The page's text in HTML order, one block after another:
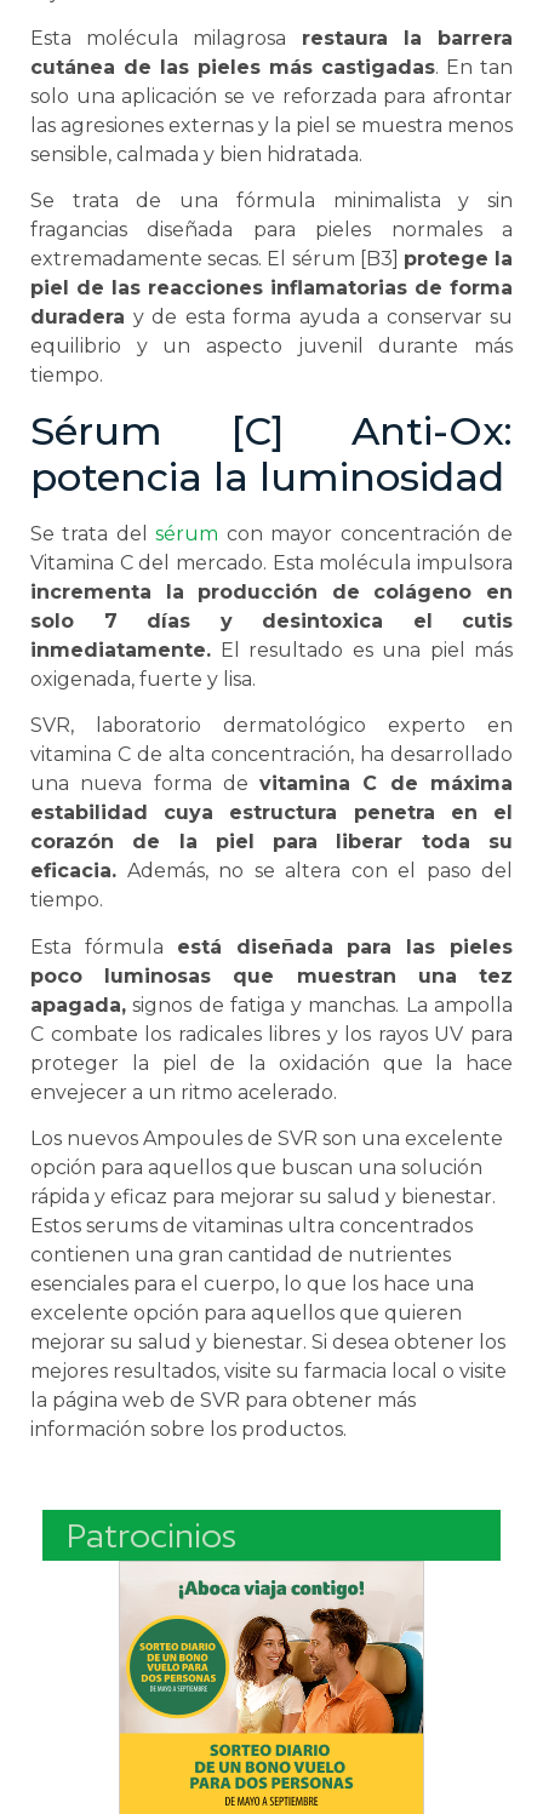
Esta molécula milagrosa restaura la barrera
cutánea de las pieles más castigadas. En tan
solo una aplicación se ve reforzada para afrontar
las agresiones externas y la piel se muestra menos
sensible, calmada y bien hidratada.
Se trata de una fórmula minimalista y sin
fragancias diseñada para pieles normales a
extremadamente secas. El sérum [B3] protege la
piel de las reacciones inflamatorias de forma
duradera y de esta forma ayuda a conservar su
equilibrio y un aspecto juvenil durante más
tiempo.
Sérum [C] Anti-Ox:
potencia la luminosidad
Se trata delsérum con mayor concentración de
Vitamina C del mercado. Esta molécula impulsora
incrementa la producción de colágeno en
solo 7 días y desintoxica el cutis
inmediatamente. El resultado es una piel más
oxigenada, fuerte y lisa.
SVR, laboratorio dermatológico experto en
vitamina C de alta concentración, ha desarrollado
una nueva forma devitamina C de máxima
estabilidad cuya estructura penetra en el
corazón de la piel para liberar toda su
eficacia. Además, no se altera con el paso del
tiempo.
Esta fórmula está diseñada para las pieles
poco luminosas que muestran una tez
apagada, signos de fatiga y manchas. La ampolla
C combate los radicales libres y los rayos UV para
proteger la piel de la oxidación que la hace
envejecer a un ritmo acelerado.
Los nuevos Ampou les de SVR son una excel ente
opción para aquell os que buscan una sol ución
rápida y eficaz para mejorar su sal ud y bienestar.
Estos serums de vitaminas ultra concentrados
contienen una gran cantidad de nutrientes
esencial es para el cuerpo, lo que los hace una
excel ente opción para aquell os que quieren
mejorar su sal ud y bienestar. Si desea obtener los
mejores resultados, visite su farmacia local o visite
la página web de SVR para obtener más
información sobre los productos.
Patrocinios